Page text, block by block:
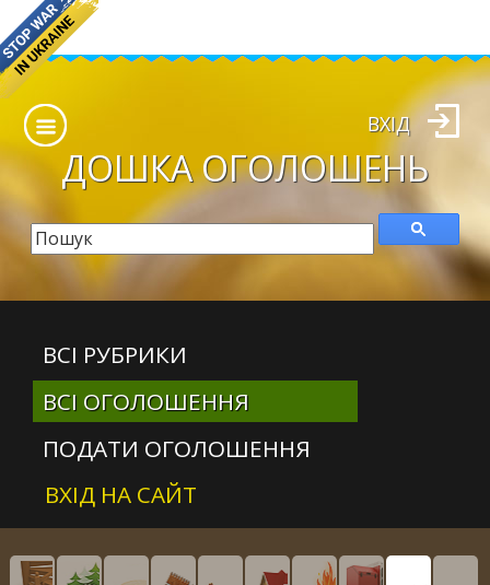
ДОШКАОГОЛОШЕНЬ
ВХІД
ВСІ РУБРИКИ
ВСІ ОГОЛОШЕННЯ
ПОДАТИ ОГОЛОШЕННЯ
ВХІД НА САЙТ